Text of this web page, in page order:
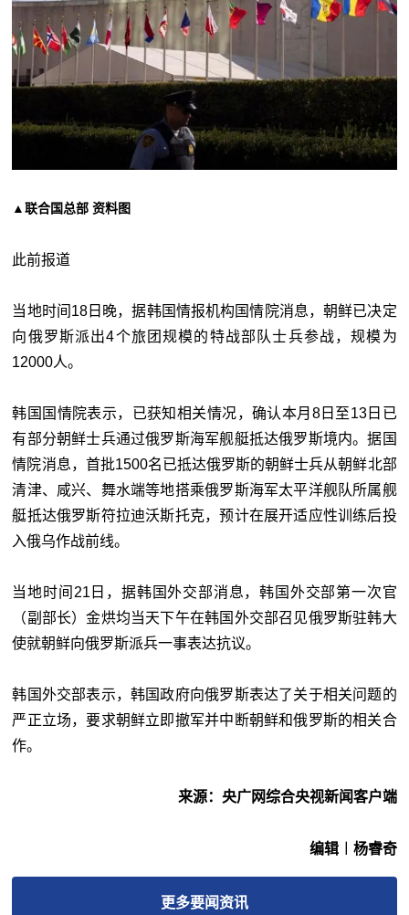
▲联合国总部 资料图
此前报道
当地时间18日晚，据韩国情报机构国情院消息，朝鲜已决定
向俄罗斯派出4个旅团规模的特战部队士兵参战，规模为
12000人。
韩国国情院表示，已获知相关情况，确认本月8日至13日已
有部分朝鲜士兵通过俄罗斯海军舰艇抵达俄罗斯境内。据国
情院消息，首批1500名已抵达俄罗斯的朝鲜士兵从朝鲜北部
清津、咸兴、舞水端等地搭乘俄罗斯海军太平洋舰队所属舰
艇抵达俄罗斯符拉迪沃斯托克，预计在展开适应性训练后投
入俄乌作战前线。
当地时间21日，据韩国外交部消息，韩国外交部第一次官
（副部长）金烘均当天下午在韩国外交部召见俄罗斯驻韩大
使就朝鲜向俄罗斯派兵一事表达抗议。
韩国外交部表示，韩国政府向俄罗斯表达了关于相关问题的
严正立场，要求朝鲜立即撤军并中断朝鲜和俄罗斯的相关合
作。
来源：央广网综合央视新闻客户端
编辑︱杨睿奇
更多要闻资讯